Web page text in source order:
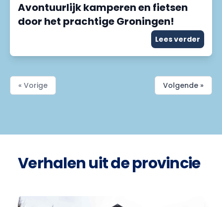
Avontuurlijk kamperen en fietsen
door het prachtige Groningen!
Lees verder
« Vorige Volgende »
Verhalen uit de provincie